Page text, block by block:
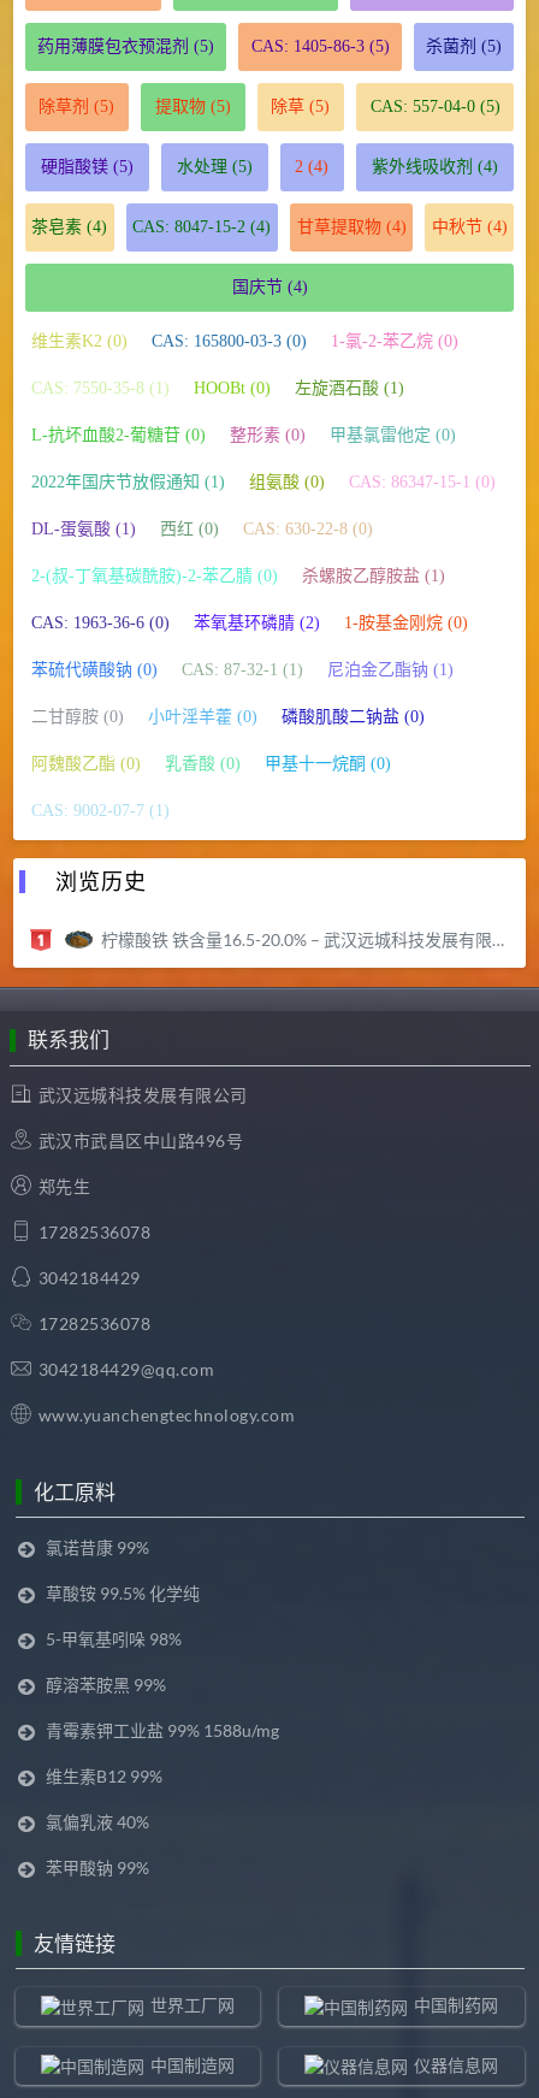
药用薄膜包衣预混剂 (5) CAS: 1405-86-3(5) 杀菌剂 (5)
除草剂 (5) 提取物(5) 除草 (5) CAS: 557-04-0(5)
硬脂酸镁(5) 水处理 (5) 2 (4) 紫外线吸收剂 (4)
茶皂素 (4) CAS: 8047-15-2 (4) 甘草提取物(4) 中秋节(4)
国庆节(4)
维生素K2 (0) CAS: 165800-03-3 (0) 1-氯-2-苯乙烷 (0)
CAS: 7550-35-8 (1) HOOBt (0) 左旋酒石酸 (1)
L-抗坏血酸2-葡糖苷 (0) 整形素 (0) 甲基氯雷他定 (0)
2022年国庆节放假通知 (1) 组氨酸 (0) CAS: 86347-15-1 (0)
DL-蛋氨酸 (1) 西红 (0) CAS: 630-22-8 (0)
2-(叔-丁氧基碳酰胺)-2-苯乙腈 (0) 杀螺胺乙醇胺盐 (1)
CAS: 1963-36-6 (0) 苯氧基环磷腈 (2) 1-胺基金刚烷 (0)
苯硫代磺酸钠 (0) CAS: 87-32-1 (1) 尼泊金乙酯钠 (1)
二甘醇胺 (0) 小叶淫羊藿 (0) 磷酸肌酸二钠盐 (0)
阿魏酸乙酯 (0) 乳香酸 (0) 甲基十一烷酮 (0)
CAS: 9002-07-7 (1)
浏览历史
柠檬酸铁 铁含量16.5-20.0% – 武汉远城科技发展有限公司
联系我们
武汉远城科技发展有限公司
武汉市武昌区中山路496号
郑先生
17282536078
3042184429
17282536078
3042184429@qq.com
www.yuanchengtechnology.com
化工原料
氯诺昔康 99%
草酸铵 99.5% 化学纯
5-甲氧基吲哚 98%
醇溶苯胺黑 99%
青霉素钾工业盐 99% 1588u/mg
维生素B12 99%
氯偏乳液 40%
苯甲酸钠 99%
友情链接
世界工厂网 中国制药网
中国制造网 仪器信息网